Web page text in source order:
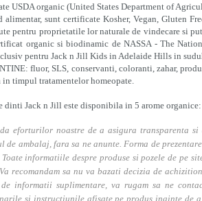
USDA organic (United States Department of
alimentar, sunt certificate Kosher, Vegan, Gluten
pentru proprietatile lor naturale de vindecare si
organic si biodinamic de NASSA - The
pentru Jack n Jill Kids in Adelaide Hills in
fluor, SLS, conservanti, coloranti, zahar,
timpul tratamentelor homeopate.
dinti Jack n Jill este disponibila in 5 arome
eforturilor noastre de a asigura transparenta
de ambalaj, fara sa ne anunte. Forma de
Toate informatiile despre produse si pozele de
recomandam sa nu va bazati decizia de
de informatii suplimentare, va rugam sa ne
si instructiunile afisate pe produs inainte de